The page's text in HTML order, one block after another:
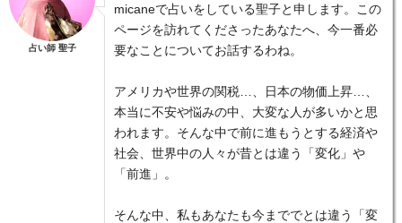
占い師 聖子
micaneで占いをしている聖子と申します。この
ページを訪れてくださったあなたへ、今一番必
要なことについてお話するわね。
アメリカや世界の関税…、日本の物価上昇…、
本当に不安や悩みの中、大変な人が多いかと思
われます。そんな中で前に進もうとする経済や
社会、世界中の人々が昔とは違う「変化」や
「前進」。
そんな中、私もあなたも今まででとは違う「変